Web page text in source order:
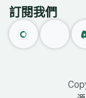
訂閱我們